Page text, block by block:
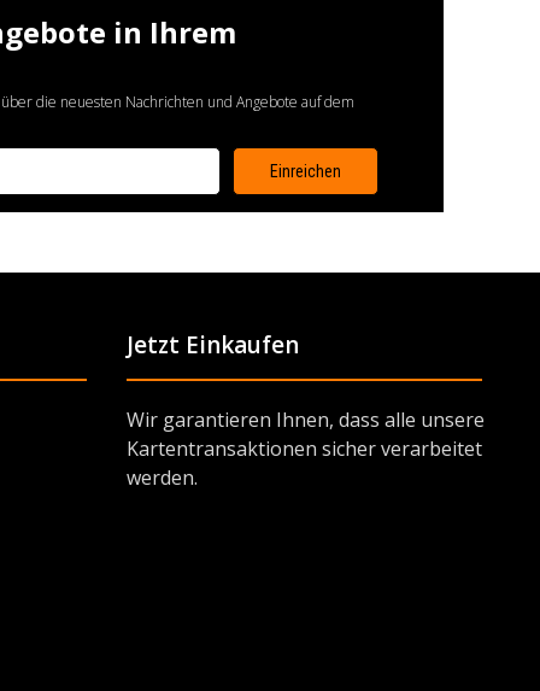
in Ihrem
die neuesten Nachrichten und Angebote auf dem
Jetzt Einkaufen
Wir garantieren Ihnen, dass alle unsere
Kartentransaktionen sicher verarbeitet
werden.